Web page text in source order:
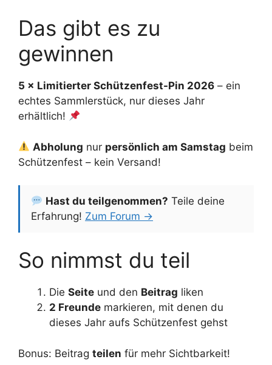
Das gibt es zu
gewinnen
5 × Limitierter Schützenfest-Pin 2026 – ein
echtes Sammlerstück, nur dieses Jahr
erhältlich!
Abholung nur persönlich am Samstag beim
Schützenfest – kein Versand!
Hast du teilgenommen? Teile deine
Erfahrung! Zum Forum →
So nimmst du teil
Die Seite und den Beitrag liken
2 Freunde markieren, mit denen du
dieses Jahr aufs Schützenfest gehst
Bonus: Beitrag teilen für mehr Sichtbarkeit!